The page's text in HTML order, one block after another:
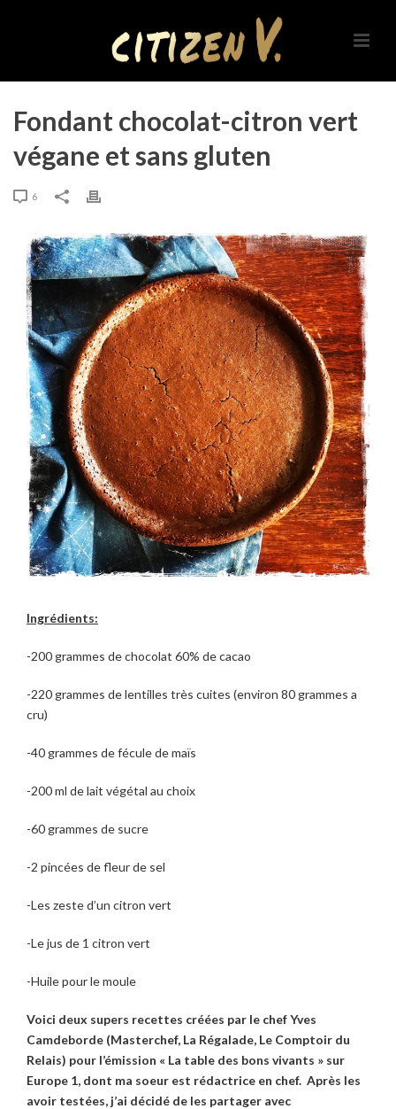
Fondant chocolat-citron vert
végane et sans gluten
6
Ingrédients:
-200 grammes de chocolat 60% de cacao
-220 grammes de lentilles très cuites (environ 80 grammes a
cru)
-40 grammes de fécule de maïs
-200 ml de lait végétal au choix
-60 grammes de sucre
-2 pincées de fleur de sel
-Les zeste d’un citron vert
-Le jus de 1 citron vert
-Huile pour le moule
Voici deux supers recettes créées par le chef Yves
Camdeborde (Masterchef, La Régalade, Le Comptoir du
Relais) pour l’émission « La table des bons vivants » sur
Europe 1, dont ma soeur est rédactrice en chef. Après les
avoir testées, j’ai décidé de les partager avec